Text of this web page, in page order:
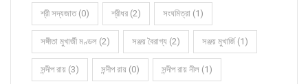
শ্রী সদ্যজাত (0) শ্রীধর (2) সংঘমিত্রা (1)
সঙ্গীতা মুখার্জী মণ্ডল (2) সঞ্জয় বৈরাগ্য (2) সঞ্জয় মুখার্জি (1)
সন্দীপ রায় (3) সন্দীপ রায় (0) সন্দীপ রায় নীল (1)